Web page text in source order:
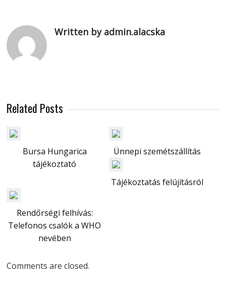
Written by admin.alacska
Related Posts
Bursa Hungarica
tájékoztató
Ünnepi szemétszállítás
Tájékoztatás felújításról
Rendőrségi felhívás:
Telefonos csalók a WHO
nevében
Comments are closed.